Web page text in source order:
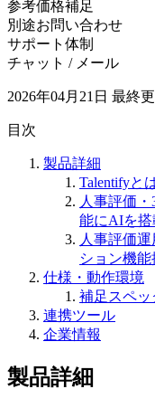
参考価格補足
別途お問い合わせ
サポート体制
チャット / メール
2026年04月21日 最終
目次
製品詳細
Talentifyと
人事評価
能にAIを搭
人事評価
ション機能
仕様・動作環境
補足スペッ
連携ツール
企業情報
製品詳細